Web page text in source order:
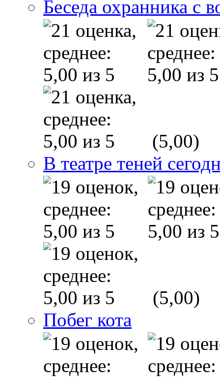
Беседа охранника с
(5,00)
В театре теней
(5,00)
Побег кота